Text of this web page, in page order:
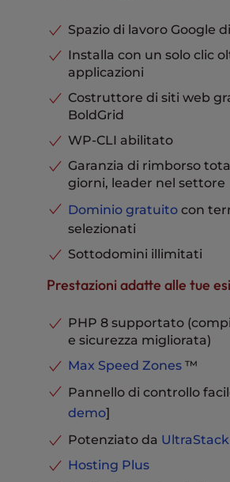
Pronto per l'e-commerce
Supporto di livello Pro
Caching avanzato
Domini parcheggiati
Database MySQL e PostgreSQL
Archiviazione delle e-mail per
casella di posta
10
Assistenza telefonica, chat e
Account di posta elettronica
vCPU
2
RAM
Indirizzo IP dedicato
Migrazione del sito web senza
tempi morti
UltraStack Prestazioni
Pronto per l'e-commerce
Caching avanzato
Domini parcheggiati
Database MySQL e PostgreSQL
Assistenza telefonica, chat e
Spazio di lavoro Google
Installa con un solo clic
applicazioni
Costruttore di siti web
BoldGrid
WP-CLI abilitato
Garanzia di rimborso
giorni, leader nel settore
Dominio gratuitocon
selezionati
Sottodomini illimitati
Prestazioni adatte alle tue
PHP 8 supportato
e sicurezza migliorata)
Max Speed Zones™
Pannello di controllo
demo]
Potenziato da UltraStack
Hosting Plus